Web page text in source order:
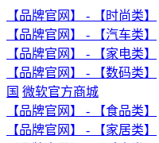
【品牌官网】 - 【时尚类】
【品牌官网】 - 【汽车类】
【品牌官网】 - 【家电类】
【品牌官网】 - 【数码类】
国 微软官方商城
【品牌官网】 - 【食品类】
【品牌官网】 - 【家居类】